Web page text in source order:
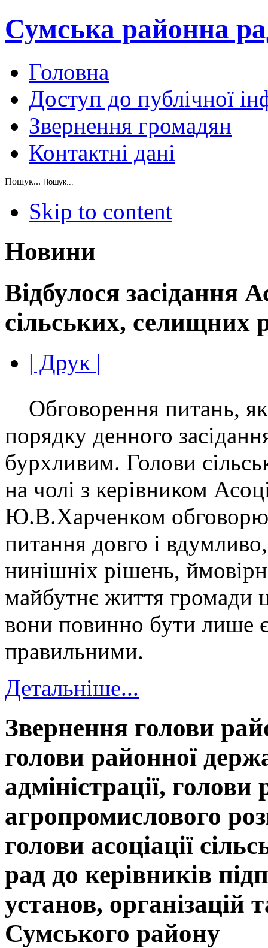
Сумська районна
Головна
Доступ до публічної
Звернення громадян
Контактні дані
Пошук...
Skip to content
Новини
Відбулося засідання
сільських, селищних
| Друк |
Обговорення питань,
порядку денного
бурхливим. Голови
на чолі з керівником
Ю.В.Харченком
питання довго і
нинішніх рішень,
майбутнє життя громади
вони повинно бути лише
правильними.
Детальніше...
Звернення голови
голови районної
адміністрації, голови
агропромислового
голови асоціації
рад до керівників
установ, організацій
Сумського району